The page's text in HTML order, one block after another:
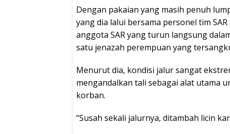
Dengan pakaian yang masih penuh
yang dia lalui bersama personel tim
anggota SAR yang turun langsung
satu jenazah perempuan yang
Menurut dia, kondisi jalur sangat
mengandalkan tali sebagai alat utama
korban.
“Susah sekali jalurnya, ditambah licin